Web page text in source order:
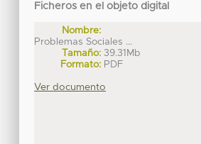
Ficheros en el objeto digital
Nombre:
Problemas Sociales ...
Tamaño: 39.31Mb
Formato: PDF
Ver documento